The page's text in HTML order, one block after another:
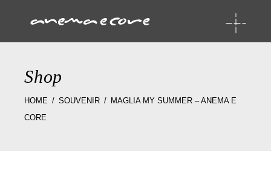
Shop
HOME SOUVENIR
MAGLIA MY SUMMER – ANEMA E
CORE